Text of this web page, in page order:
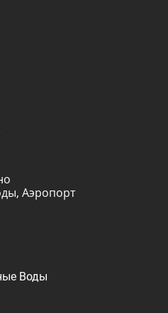
, Аэропорт
Воды